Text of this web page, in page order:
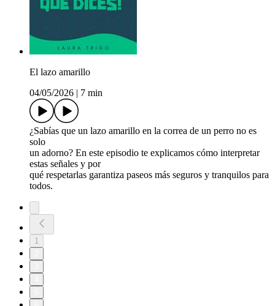
El lazo amarillo
04/05/2026
7 min
¿Sabías que un lazo amarillo en la correa de un perro no es
solo
un adorno? En este episodio te explicamos cómo interpretar
estas señales y por
qué respetarlas garantiza paseos más seguros y tranquilos para
todos.
1